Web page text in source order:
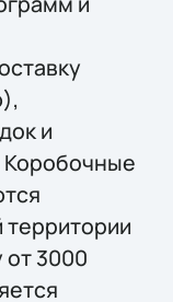
и
Коробочные
территории
от 3000